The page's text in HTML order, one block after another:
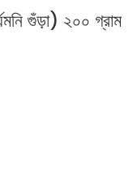
গুঁড়া) ২০০ গ্রাম